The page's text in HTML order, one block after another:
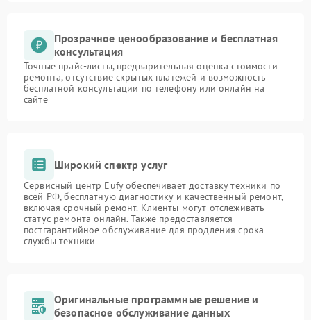
Прозрачное ценообразование и бесплатная
консультация
Точные прайс-листы, предварительная оценка стоимости
ремонта, отсутствие скрытых платежей и возможность
бесплатной консультации по телефону или онлайн на
сайте
Широкий спектр услуг
Сервисный центр Eufy обеспечивает доставку техники по
всей РФ, бесплатную диагностику и качественный ремонт,
включая срочный ремонт. Клиенты могут отслеживать
статус ремонта онлайн. Также предоставляется
постгарантийное обслуживание для продления срока
службы техники
Оригинальные программные решение и
безопасное обслуживание данных